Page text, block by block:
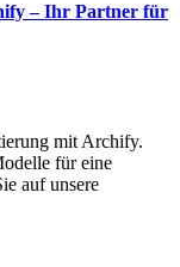
– Ihr Partner für
mit Archify.
für eine
auf unsere